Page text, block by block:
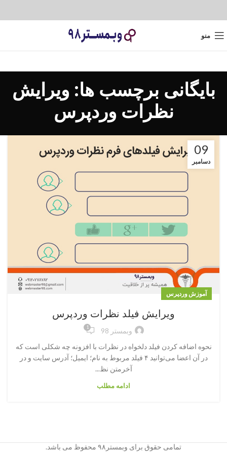
منو
بایگانی برچسب ها: ویرایش
نظرات وردپرس
09
دسامبر
آموزش وردپرس
ویرایش فیلد نظرات وردپرس
وبمستر 98 1
نحوه اضافه کردن فیلد دلخواه در نظرات با افزونه چه شکلی است که
در آن اعضا می‌توانید ۴ فیلد مربوط به نام؛ ایمیل؛ آدرس سایت و در
آخرمتن نظ...
ادامه مطلب
تمامی حقوق برای وبمستر۹۸ محفوظ می باشد.